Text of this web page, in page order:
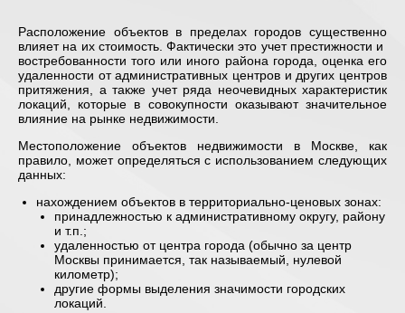
Расположение объектов в пределах городов существенно
влияет на их стоимость. Фактически это учет престижности и
востребованности того или иного района города, оценка его
удаленности от административных центров и других центров
притяжения, а также учет ряда неочевидных характеристик
локаций, которые в совокупности оказывают значительное
влияние на рынке недвижимости.
Местоположение объектов недвижимости в Москве, как
правило, может определяться с использованием следующих
данных:
нахождением объектов в территориально-ценовых зонах:
принадлежностью к административному округу, району
и т.п.;
удаленностью от центра города (обычно за центр
Москвы принимается, так называемый, нулевой
километр);
другие формы выделения значимости городских
локаций.